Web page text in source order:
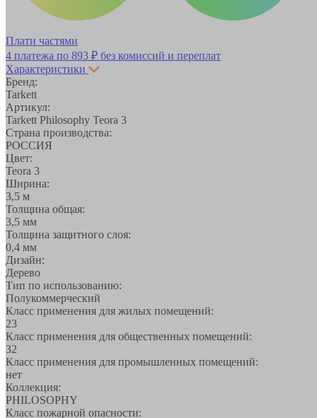
Плати частями
4 платежа по 893 ₽ без комиссий и переплат
Характеристики
Бренд:
Tarkett
Артикул:
Tarkett Philosophy Teora 3
Страна производства:
РОССИЯ
Цвет:
Teora 3
Ширина:
3,5 м
Толщина общая:
3,5 мм
Толщина защитного слоя:
0,4 мм
Дизайн:
Дерево
Тип по использованию:
Полукоммерческий
Класс применения для жилых помещений:
23
Класс применения для общественных помещений:
32
Класс применения для промышленных помещений:
нет
Коллекция:
PHILOSOPHY
Класс пожарной опасности: